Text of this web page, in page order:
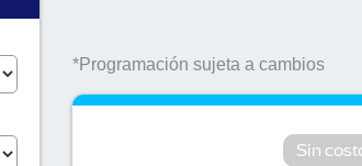
*Programación sujeta a cambios
Sin